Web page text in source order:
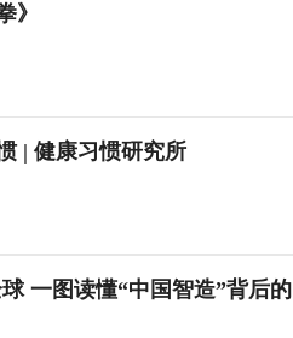
》
| 健康习惯研究所
一图读懂“中国智造”背后的